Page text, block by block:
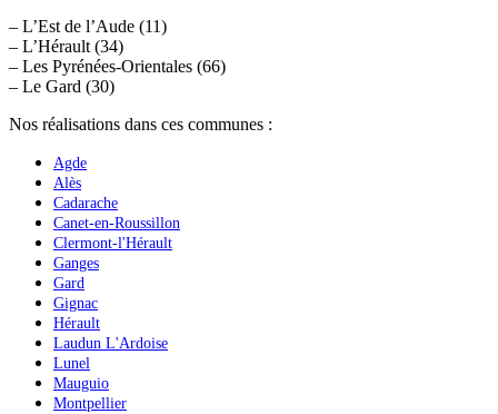
– L’Est de l’Aude (11)
– L’Hérault (34)
– Les Pyrénées-Orientales (66)
– Le Gard (30)
Nos réalisations dans ces communes :
Agde
Alès
Cadarache
Canet-en-Roussillon
Clermont-l'Hérault
Ganges
Gard
Gignac
Hérault
Laudun L'Ardoise
Lunel
Mauguio
Montpellier